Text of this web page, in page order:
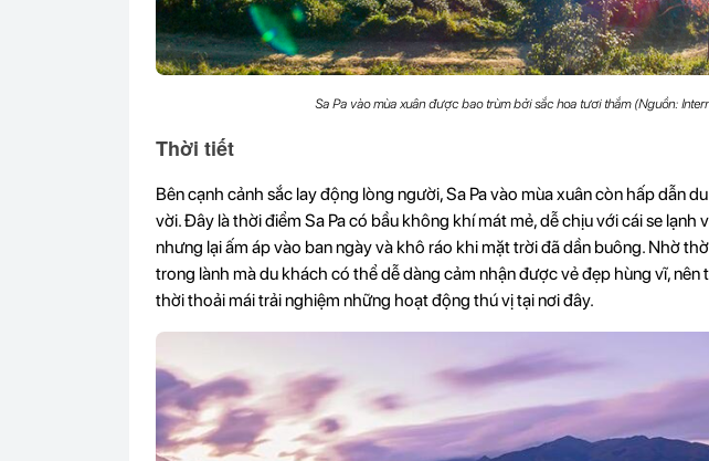
Sa Pa vào mùa xuân được bao trùm bởi sắc hoa tươi thắm (Nguồn:
Thời tiết
Bên cạnh cảnh sắc lay động lòng người, Sa Pa vào mùa xuân còn hấp dẫn
vời. Đây là thời điểm Sa Pa có bầu không khí mát mẻ, dễ chịu với cái se lạnh
nhưng lại ấm áp vào ban ngày và khô ráo khi mặt trời đã dần buông. Nhờ
trong lành mà du khách có thể dễ dàng cảm nhận được vẻ đẹp hùng vĩ, nên
thời thoải mái trải nghiệm những hoạt động thú vị tại nơi đây.